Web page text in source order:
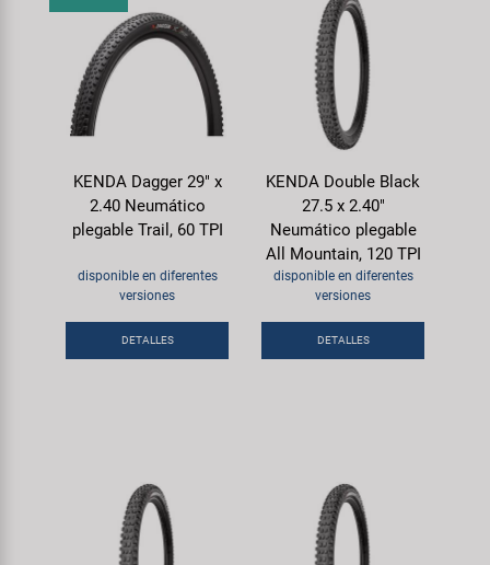
KENDA Dagger 29" x
2.40 Neumático
plegable Trail, 60 TPI
disponible en diferentes
versiones
DETALLES
KENDA Double Black
27.5 x 2.40"
Neumático plegable
All Mountain, 120 TPI
disponible en diferentes
versiones
DETALLES